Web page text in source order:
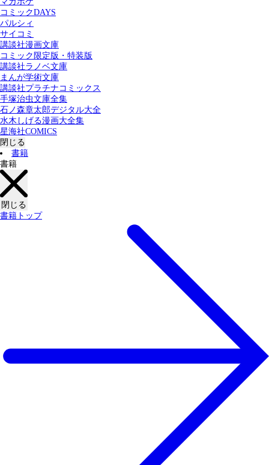
コミックDAYS
パルシィ
サイコミ
講談社漫画文庫
コミック限定版・特装版
講談社ラノベ文庫
まんが学術文庫
講談社プラチナコミックス
手塚治虫文庫全集
石ノ森章太郎デジタル大全
水木しげる漫画大全集
星海社COMICS
閉じる
書籍
書籍
閉じる
書籍トップ
カテゴリー：
すべての記事